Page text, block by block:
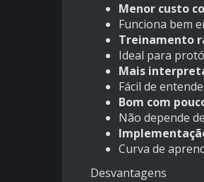
Menor custo
Funciona bem
Treinamento
Ideal para
Mais
Fácil de
Bom com
Não depende
Curva de
Desvantagens